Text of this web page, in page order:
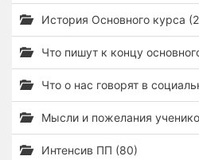
История Основного курса
Что пишут к концу
Что о нас говорят в
Мысли и пожелания
Интенсив ПП (80)